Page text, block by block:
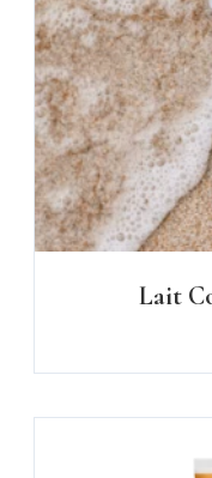
Lait